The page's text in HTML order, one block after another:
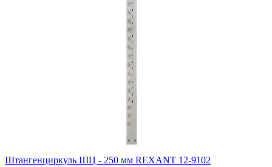
Штангенциркуль ШЦ - 250 мм REXANT 12-9102